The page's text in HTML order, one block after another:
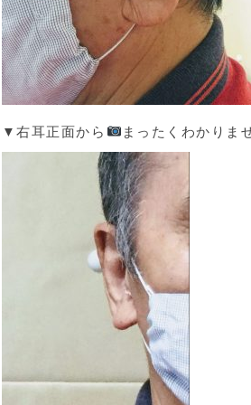
▼右耳正面から まったくわかりま